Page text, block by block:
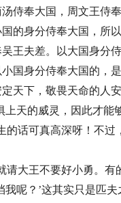
侍奉大国，周文王侍
的身分侍奉大国，所
王夫差。以大国身分
国身分侍奉大国的，
天下，敬畏天命的人
上天的威灵，因此才能
话可真高深呀！不过
大王不要好小勇。有
我呢？’这其实只是匹